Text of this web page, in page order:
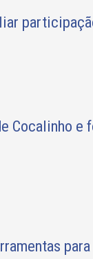
Cocalinho e